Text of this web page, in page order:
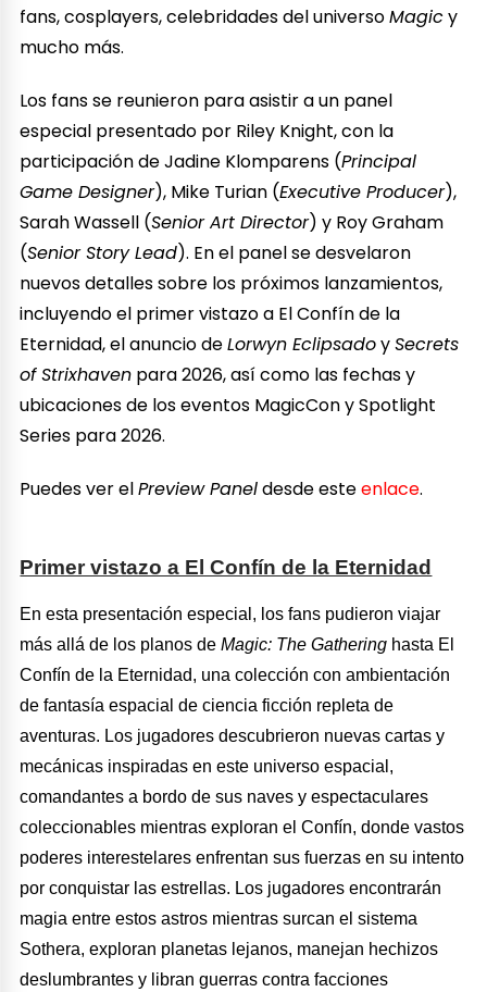
fans, cosplayers, celebridades del universoMagicy
mucho más.
Los fans se reunieron para asistir a un panel
especial presentado por Riley Knight, con la
participación de Jadine Klomparens (Principal
Game Designer), Mike Turian (Executive Producer),
Sarah Wassell (Senior Art Director) y Roy Graham
(Senior Story Lead). En el panel se desvelaron
nuevos detalles sobre los próximos lanzamientos,
incluyendo el primer vistazo a El Confín de la
Eternidad, el anuncio deLorwyn EclipsadoySecrets
of Strixhaven para 2026, así como las fechas y
ubicaciones de los eventos MagicCon y Spotlight
Series para 2026.
Puedes ver elPreview Paneldesde esteenlace.
Primer vistazo a El Confín de la Eternidad
En esta presentación especial, los fans pudieron viajar
más allá de los planos deMagic: The Gathering hasta El
Confín de la Eternidad, una colección con ambientación
de fantasía espacial de ciencia ficción repleta de
aventuras. Los jugadores descubrieron nuevas cartas y
mecánicas inspiradas en este universo espacial,
comandantes a bordo de sus naves y espectaculares
coleccionables mientras exploran el Confín, donde vastos
poderes interestelares enfrentan sus fuerzas en su intento
por conquistar las estrellas. Los jugadores encontrarán
magia entre estos astros mientras surcan el sistema
Sothera, exploran planetas lejanos, manejan hechizos
deslumbrantes y libran guerras contra facciones